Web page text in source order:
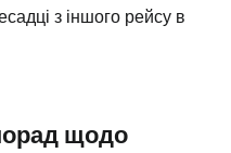
з іншого рейсу в
щодо